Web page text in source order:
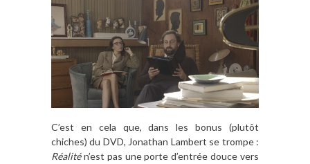
C’est en cela que, dans les bonus (plutôt
chiches) du DVD, Jonathan Lambert se trompe :
Réalitén’est pas une porte d’entrée douce vers